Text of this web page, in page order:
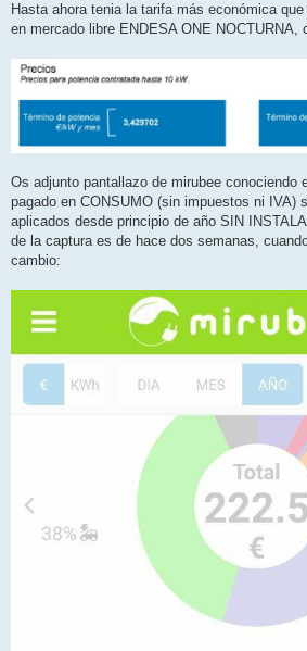
Hasta ahora tenia la tarifa más económica
en mercado libre ENDESA ONE NOCTURNA,
Os adjunto pantallazo de mirubee conociendo
pagado en CONSUMO (sin impuestos ni IVA)
aplicados desde principio de año SIN
de la captura es de hace dos semanas,
cambio: